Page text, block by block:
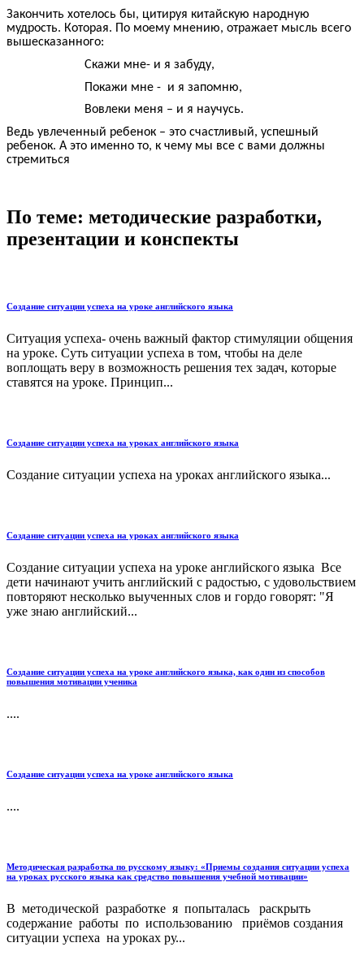
Закончить хотелось бы, цитируя китайскую народную
мудрость. Которая. По моему мнению, отражает мысль всего
вышесказанного:
Скажи мне- и я забуду,
Покажи мне - и я запомню,
Вовлеки меня – и я научусь.
Ведь увлеченный ребенок – это счастливый, успешный
ребенок. А это именно то, к чему мы все с вами должны
стремиться
По теме: методические разработки,
презентации и конспекты
Создание ситуации успеха на уроке английского языка
Ситуация успеха- очень важный фактор стимуляции общения
на уроке. Суть ситуации успеха в том, чтобы на деле
воплощать веру в возможность решения тех задач, которые
ставятся на уроке. Принцип...
Создание ситуации успеха на уроках английского языка
Создание ситуации успеха на уроках английского языка...
Создание ситуации успеха на уроках английского языка
Создание ситуации успеха на уроке английского языка Все
дети начинают учить английский с радостью, с удовольствием
повторяют несколько выученных слов и гордо говорят: "Я
уже знаю английский...
Создание ситуации успеха на уроке английского языка, как один из способов
повышения мотивации ученика
....
Создание ситуации успеха на уроке английского языка
....
Методическая разработка по русскому языку: «Приемы создания ситуации успеха
на уроках русского языка как средство повышения учебной мотивации»
В методической разработке я попыталась раскрыть
содержание работы по использованию приёмов создания
ситуации успеха на уроках ру...